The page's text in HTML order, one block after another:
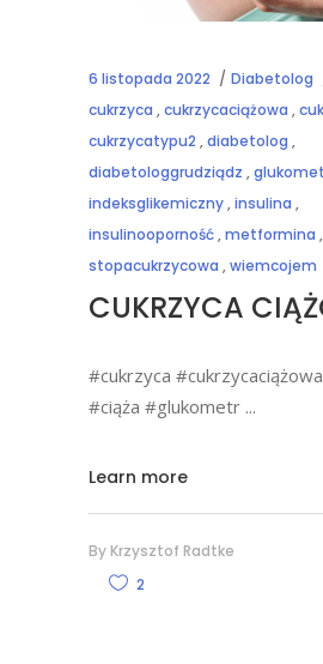
6 listopada 2022
Diabetolog
cukrzyca ,cukrzycaciążowa ,
cukrzycatypu2 ,diabetolog ,
diabetologgrudziądz ,
indeksglikemiczny,insulina ,
insulinooporność,metformina ,
stopacukrzycowa ,wiemcojem
CUKRZYCA
#cukrzyca
#ciąża #glukometr
Learn more
By Krzysztof Radtke
2